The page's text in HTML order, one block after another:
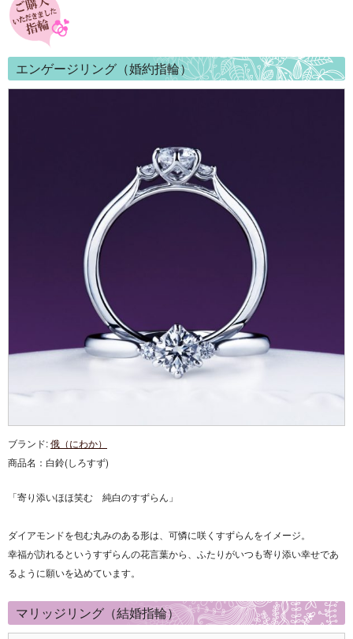
エンゲージリング（婚約指輪）
ブランド:俄（にわか）
商品名： 白鈴(しろすず)
「寄り添いほほ笑む 純白のすずらん」
ダイアモンドを包む丸みのある形は、可憐に咲くすずらんをイメージ。
幸福が訪れるというすずらんの花言葉から、ふたりがいつも寄り添い幸せであ
るように願いを込めています。
マリッジリング（結婚指輪）